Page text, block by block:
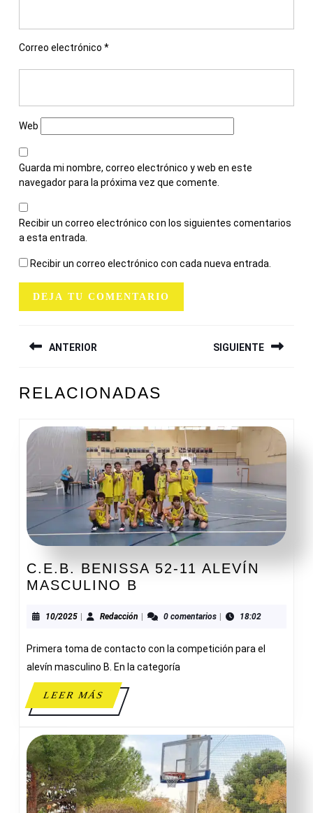
Correo electrónico *
Web
Guarda mi nombre, correo electrónico y web en este
navegador para la próxima vez que comente.
Recibir un correo electrónico con los siguientes comentarios
a esta entrada.
Recibir un correo electrónico con cada nueva entrada.
DE
ANTERIOR
anterior:
SIGUIENTE
entrada:
RELACIONADAS
C.E.B. BENISSA 52-11 ALEVÍN
MASCULINO B
52-
ALEVÍN
MASCULINO
10/202510/2025Redacción Redacción0 comentarios 18:02
Primera toma de contacto con la competición para el
alevín masculino B. En la categoría
LEER MÁSLEER
MÁS